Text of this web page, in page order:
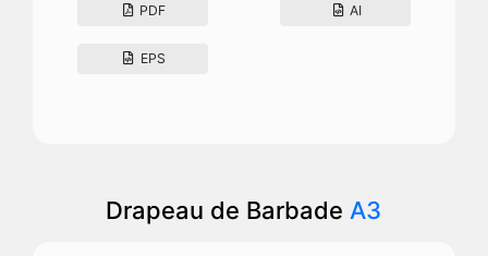
PDF AI
EPS
Drapeau de Barbade A3